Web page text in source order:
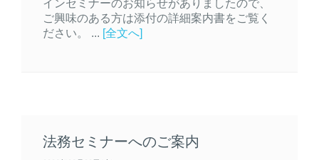
インセミナーのお知らせがありましたので、
ご興味のある方は添付の詳細案内書をご覧く
ださい。 ... [全文へ]
法務セミナーへのご案内